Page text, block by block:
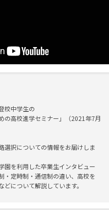
校中学生の
の高校進学セミナー」（2021年7月
選択についての情報をお届けしま
園を利用した卒業生インタビュー
・定時制・通信制の違い、高校を
について解説しています。